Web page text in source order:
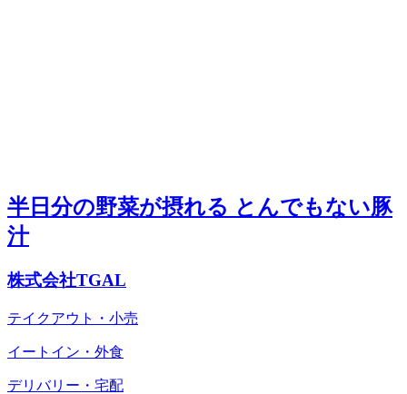
半日分の野菜が摂れる とんでもない豚
汁
株式会社TGAL
テイクアウト・小売
イートイン・外食
デリバリー・宅配